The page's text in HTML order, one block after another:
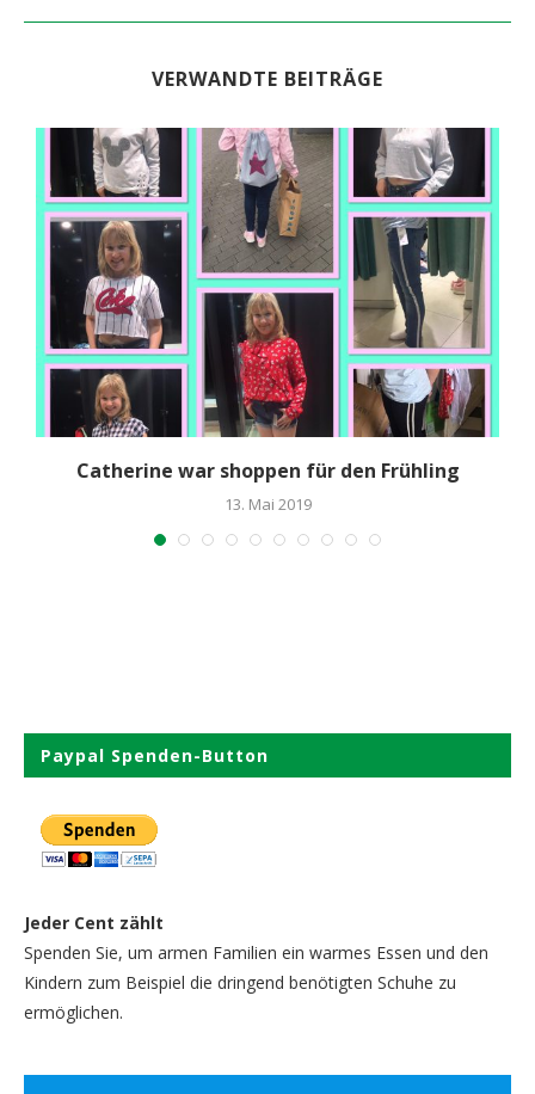
VERWANDTE BEITRÄGE
Catherine war shoppen für den Frühling
13. Mai 2019
Paypal Spenden-Button
Jeder Cent zählt
Spenden Sie, um armen Familien ein warmes Essen und den
Kindern zum Beispiel die dringend benötigten Schuhe zu
ermöglichen.